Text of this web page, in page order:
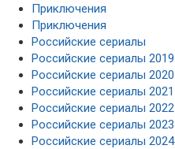
Приключения
Приключения
Российские сериалы
Российские сериалы 2019
Российские сериалы 2020
Российские сериалы 2021
Российские сериалы 2022
Российские сериалы 2023
Российские сериалы 2024